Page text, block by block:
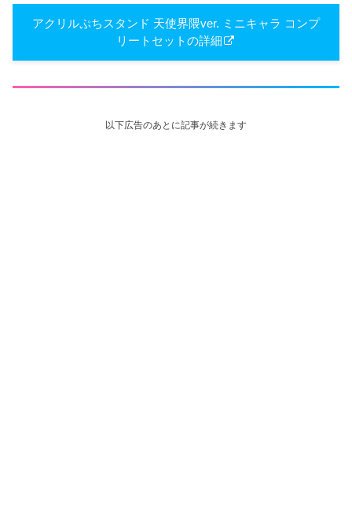
アクリルぷちスタンド 天使界隈ver. ミニキャラ コンプ
リートセットの詳細
以下広告のあとに記事が続きます